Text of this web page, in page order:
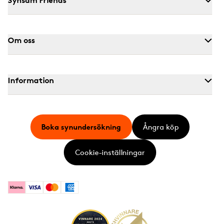
Om oss
Information
KlarnaVisa MastercardAmerican Express
Boka synundersökning Ångra köp
Cookie-inställningar